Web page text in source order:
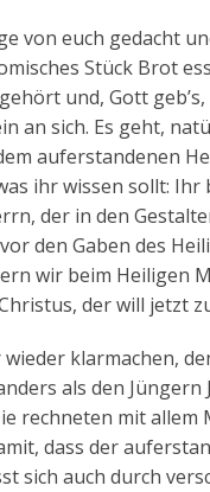
von euch gedacht
Stück Brot
und, Gott
an sich. Es geht,
auferstandenen
ihr wissen sollt:
der in den
den Gaben des
wir beim Heiligen
der will jetzt
wieder klarmachen,
als den
rechneten mit
dass der
sich auch durch